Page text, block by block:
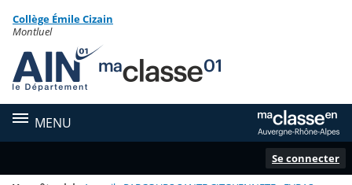
Menu de la rubrique
Contenu
Collège Émile Cizain
Montluel
MENU
Se connecter